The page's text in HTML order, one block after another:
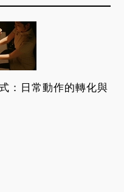
：日常動作的轉化與